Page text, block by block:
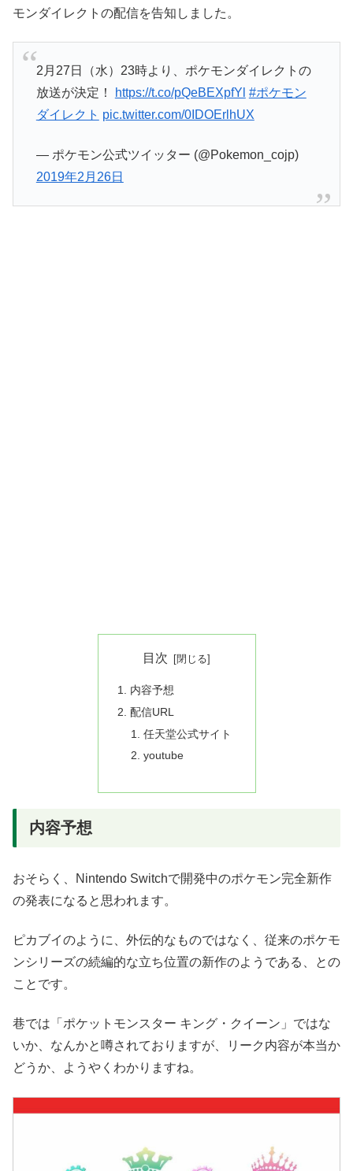
モンダイレクトの配信を告知しました。
2月27日（水）23時より、ポケモンダイレクトの
放送が決定！
https://t.co/pQeBEXpfYl #ポケモン
ダイレクト pic.twitter.com/0IDOErlhUX
— ポケモン公式ツイッター (@Pokemon_cojp)
2019年2月26日
目次
内容予想
配信URL
任天堂公式サイト
youtube
内容予想
おそらく、Nintendo Switchで開発中のポケモン完全新作
の発表になると思われます。
ピカブイのように、外伝的なものではなく、従来のポケモ
ンシリーズの続編的な立ち位置の新作のようである、との
ことです。
巷では「ポケットモンスター キング・クイーン」ではな
いか、なんかと噂されておりますが、リーク内容が本当か
どうか、ようやくわかりますね。